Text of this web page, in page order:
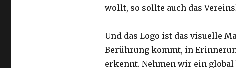
wollt, so sollte auch das
Und das Logo ist das visuelle
Berührung kommt, in
erkennt. Nehmen wir ein